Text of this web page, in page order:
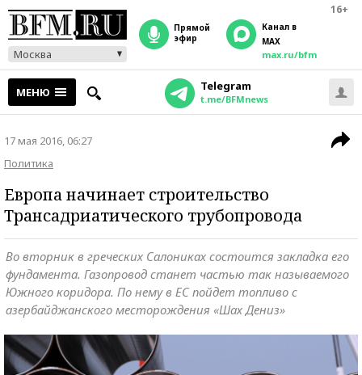
16+
Москва
прямой
эфир
Канал в
MAX
max.ru/bfm
МЕНЮ Telegram
t.me/BFMnews
17 мая 2016, 06:27
Политика
Европа начинает строительство
Трансадриатического трубопровода
Во вторник в греческих Салониках состоится закладка его
фундамента. Газопровод станет частью так называемого
Южного коридора. По нему в ЕС пойдет топливо с
азербайджанского месторождения «Шах Дениз»